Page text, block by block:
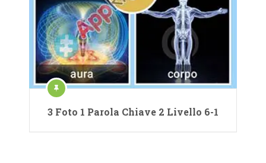
3 Foto 1 Parola Chiave 2 Livello 6-1